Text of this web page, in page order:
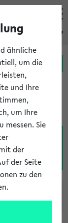
eKVV
Portal
O
Z
ähnliche
um die
und Ihre
um Ihre
messen. Sie
der
der Seite
zu den